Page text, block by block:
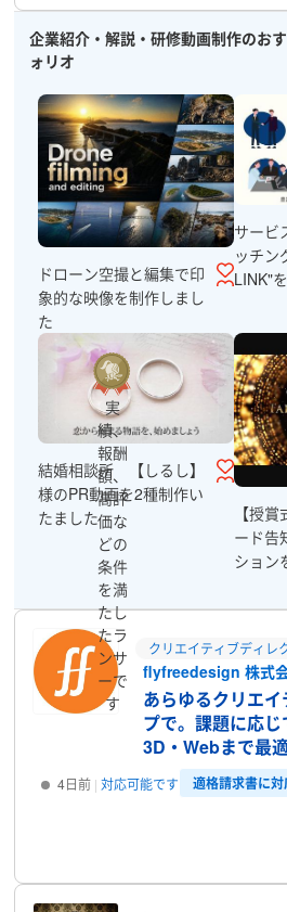
企業紹介・解説・研修動画制作のお
ォリオ
ドローン空撮と編集で印
象的な映像を制作しまし
た
サービ
ッチン
LINK"
結婚相談所 【しるし】
様のPR動画を2種制作い
たました
【授
ード告
ション
実
績、
報酬
額、
高評
価な
どの
条件
を満
たし
たラ
ンサ
ーで
す
クリエイティブディレ
flyfreedesign 株式
あらゆるクリエ
プで。課題に応じ
3D・Webまで最
4日前 対応可能です 適格請求書に対